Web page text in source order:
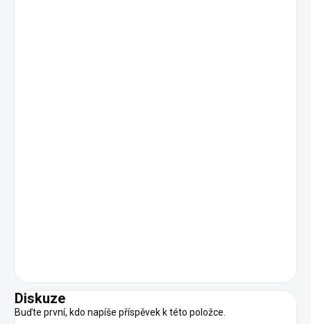
Diskuze
Buďte první, kdo napíše příspěvek k této položce.